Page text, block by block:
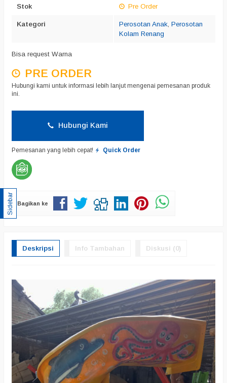
Stok Pre Order
Kategori Perosotan Anak, Perosotan
Kolam Renang
Bisa request Warna
PRE ORDER
Hubungi kami untuk informasi lebih lanjut mengenai pemesanan produk
ini.
Hubungi Kami
Pemesanan yang lebih cepat! Quick Order
Bagikan ke
Deskripsi Info Tambahan Diskusi (0)
Sidebar